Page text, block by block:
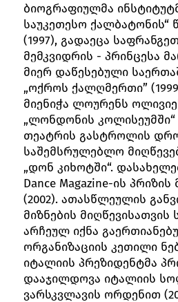
ბიოგრაფიულმა
საუკეთესო ქალბატონის“
(1997), გადაეცა
მემკვიდრის - პრინცესა
მიერ დაწესებული
„ოქროს ქალღმერთი”
მიენიჭა ლოურენს
„ლონდონის
თეატრის გასტროლის
საშემსრულებლო
„დონ კიხოტში“.
Dance Magazine-ის
(2002). ათასწლეულის
მიზნების
არჩეულ იქნა
ორგანიზაციის კეთილი
იტალიის პრეზიდენტმა
დააჯილდოვა იტალიის
ვარსკვლავის ორდენით